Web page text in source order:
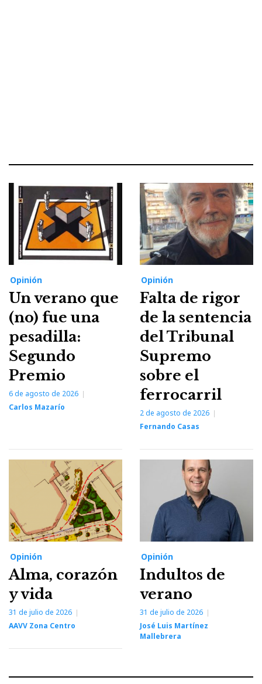
Opinión
Un verano que
(no) fue una
pesadilla:
Segundo
Premio
6 de agosto de 2026
Carlos Mazarío
Opinión
Falta de rigor
de la sentencia
del Tribunal
Supremo
sobre el
ferrocarril
2 de agosto de 2026
Fernando Casas
Opinión
Alma, corazón
y vida
31 de julio de 2026
AAVV Zona Centro
Opinión
Indultos de
verano
31 de julio de 2026
José Luis Martínez
Mallebrera